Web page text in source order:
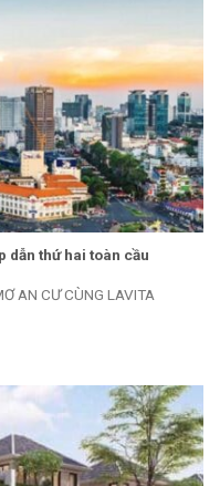
dẫn thứ hai toàn cầu
AN CƯ CÙNG LAVITA